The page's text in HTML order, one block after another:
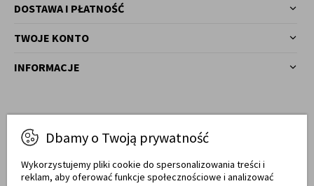
DOSTAWA I PŁATNOŚĆ
TWOJE KONTO
INFORMACJE
Masz pytania?
Zadzwoń! 77 540 78 03
Dbamy o Twoją prywatność
Wykorzystujemy pliki cookie do spersonalizowania treści i
reklam, aby oferować funkcje społecznościowe i analizować